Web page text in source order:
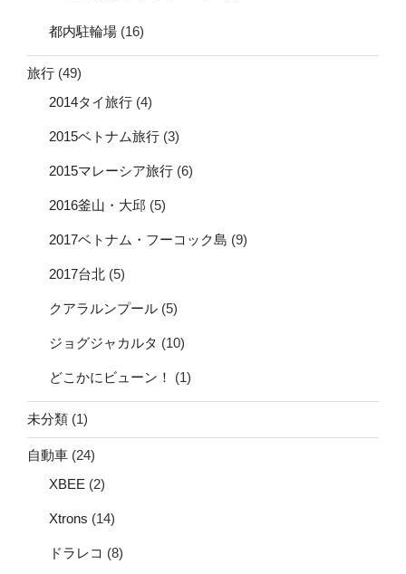
都内駐輪場 (16)
旅行 (49)
2014タイ旅行 (4)
2015ベトナム旅行 (3)
2015マレーシア旅行 (6)
2016釜山・大邱 (5)
2017ベトナム・フーコック島 (9)
2017台北 (5)
クアラルンプール (5)
ジョグジャカルタ (10)
どこかにビューン！ (1)
未分類 (1)
自動車 (24)
XBEE (2)
Xtrons (14)
ドラレコ (8)